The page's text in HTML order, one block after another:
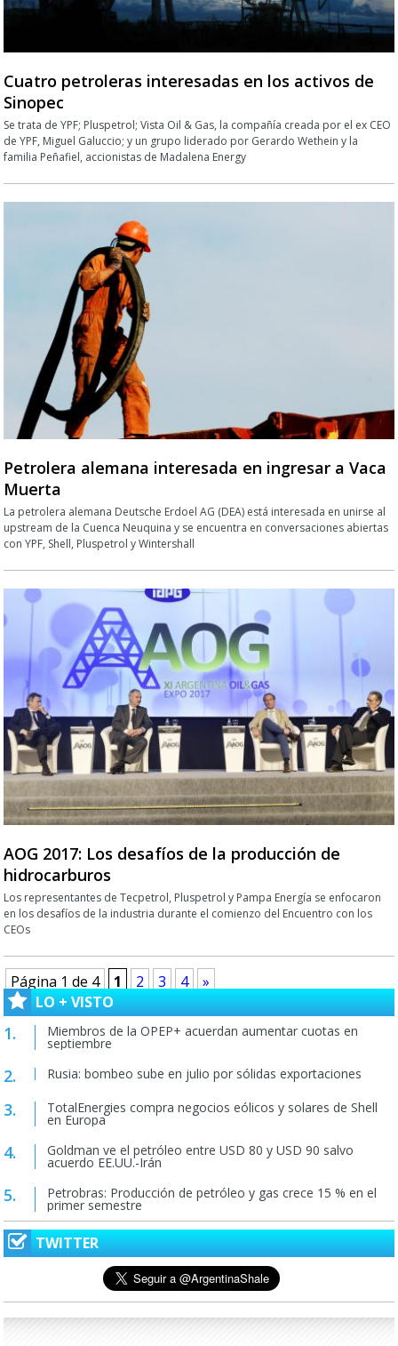
Cuatro petroleras interesadas en los activos de
Sinopec
Se trata de YPF; Pluspetrol; Vista Oil & Gas, la compañía creada por el ex CEO
de YPF, Miguel Galuccio; y un grupo liderado por Gerardo Wethein y la
familia Peñafiel, accionistas de Madalena Energy
Petrolera alemana interesada en ingresar a Vaca
Muerta
La petrolera alemana Deutsche Erdoel AG (DEA) está interesada en unirse al
upstream de la Cuenca Neuquina y se encuentra en conversaciones abiertas
con YPF, Shell, Pluspetrol y Wintershall
AOG 2017: Los desafíos de la producción de
hidrocarburos
Los representantes de Tecpetrol, Pluspetrol y Pampa Energía se enfocaron
en los desafíos de la industria durante el comienzo del Encuentro con los
CEOs
Página 1 de 4 1 2 3 4
»
LO + VISTO
Miembros de la OPEP+ acuerdan aumentar cuotas en
septiembre
Rusia: bombeo sube en julio por sólidas exportaciones
TotalEnergies compra negocios eólicos y solares de Shell
en Europa
Goldman ve el petróleo entre USD 80 y USD 90 salvo
acuerdo EE.UU.-Irán
Petrobras: Producción de petróleo y gas crece 15 % en el
primer semestre
TWITTER